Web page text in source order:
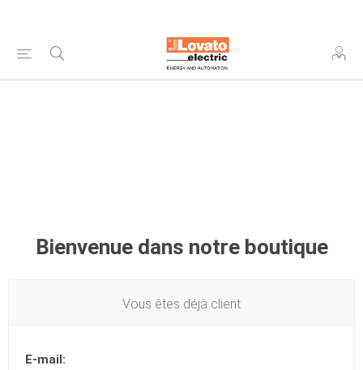
Bienvenue dans notre boutique
Vous êtes déjà client
E-mail: